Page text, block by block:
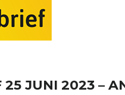
25 JUNI 2023 –